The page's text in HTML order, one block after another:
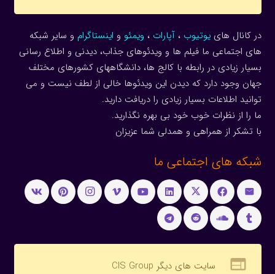
در کانال هاییوتیوب ، آپارات ، ویمئو و اینستاگرام و سایر شبکه
های اجتماعی ما فیلم ها و ویدئوهای جذاب، دیدنی و اطلاع رسانی
بسیار زیادی در رابطه با کالج ها، دانشگاههای کشورهای مختلف
جهان وجود دارد که دیدن این ویدئوها خالی از لطف نیست و می
توانید اطلاعات بسیار زیادی را دریافت دارید.
ما را از نظرات خوب خود بی بهره نگذارید.
با تشکر از همراهی و همدلی شما عزیزان
شبکه های اجتماعی ما
web سایت های دیگر CIS Group